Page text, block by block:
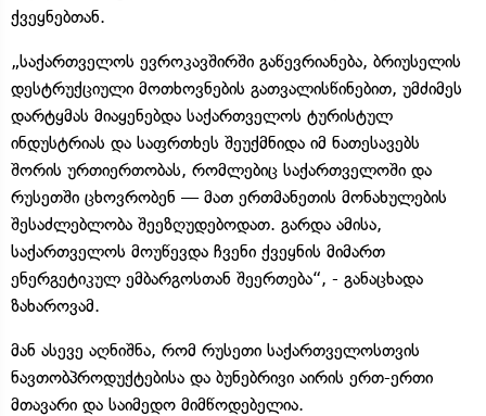
ქვეყნებთან.
„საქართველოს ევროკავშირში გაწევრიანება, ბრიუსელის
დესტრუქციული მოთხოვნების გათვალისწინებით, უმძიმეს
დარტყმას მიაყენებდა საქართველოს ტურისტულ
ინდუსტრიას და საფრთხეს შეუქმნიდა იმ ნათესავებს
შორის ურთიერთობას, რომლებიც საქართველოში და
რუსეთში ცხოვრობენ — მათ ერთმანეთის მონახულების
შესაძლებლობა შეეზღუდებოდათ. გარდა ამისა,
საქართველოს მოუწევდა ჩვენი ქვეყნის მიმართ
ენერგეტიკულ ემბარგოსთან შეერთება“, - განაცხადა
ზახაროვამ.
მან ასევე აღნიშნა, რომ რუსეთი საქართველოსთვის
ნავთობპროდუქტებისა და ბუნებრივი აირის ერთ-ერთი
მთავარი და საიმედო მიმწოდებელია.